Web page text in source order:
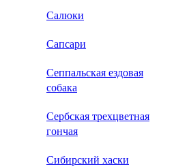
Салюки
Сапсари
Сеппальская ездовая
собака
Сербская трехцветная
гончая
Сибирский хаски